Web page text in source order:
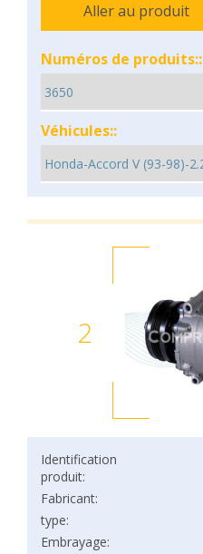
Aller au produit
Numéros de produits::
Véhicules::
2
Identification
produit:
Fabricant:
type:
Embrayage: